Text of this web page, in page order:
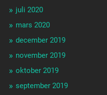
juli 2020
mars 2020
december 2019
november 2019
oktober 2019
september 2019